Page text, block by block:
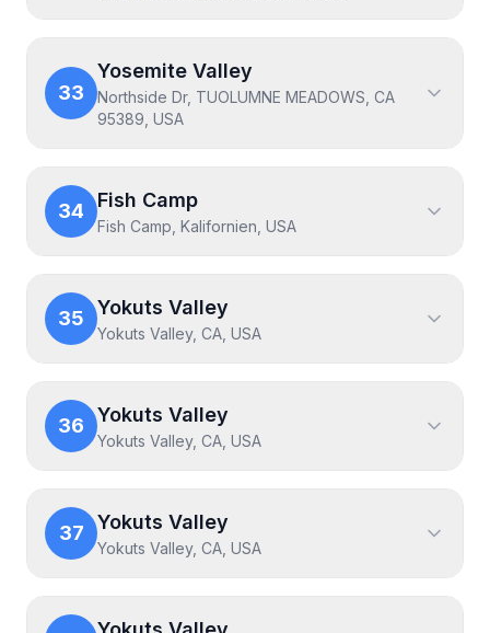
33
Yosemite Valley
Northside Dr, TUOLUMNE MEADOWS, CA
95389, USA
34 Fish Camp
Fish Camp, Kalifornien, USA
35 Yokuts Valley
Yokuts Valley, CA, USA
36 Yokuts Valley
Yokuts Valley, CA, USA
37 Yokuts Valley
Yokuts Valley, CA, USA